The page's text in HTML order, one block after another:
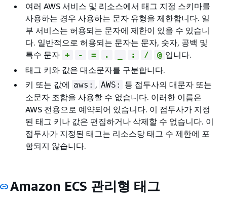
여러 AWS 서비스 및 리소스에서 태그 지정 스키마를
사용하는 경우 사용하는 문자 유형을 제한합니다. 일
부 서비스는 허용되는 문자에 제한이 있을 수 있습니
다. 일반적으로 허용되는 문자는 문자, 숫자, 공백 및
특수 문자 + - = . : / @ 입니다.
태그 키와 값은 대소문자를 구분합니다.
키 또는 값에 aws: , AWS:
등 접두사의 대문자 또는
소문자 조합을 사용할 수 없습니다. 이러한 이름은
AWS 전용으로 예약되어 있습니다. 이 접두사가 지정
된 태그 키나 값은 편집하거나 삭제할 수 없습니다. 이
접두사가 지정된 태그는 리소스당 태그 수 제한에 포
함되지 않습니다.
Amazon ECS 관리형 태그